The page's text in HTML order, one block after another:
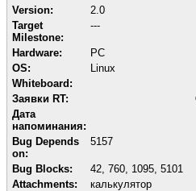
Version:
2.0
Target
Milestone:
---
Hardware:
PC
OS:
Linux
Whiteboard:
Заявки RT:
Дата
напоминания:
Bug Depends
on:
5157
Bug Blocks: 42 760 1095 5101
Attachments:
калькулятор